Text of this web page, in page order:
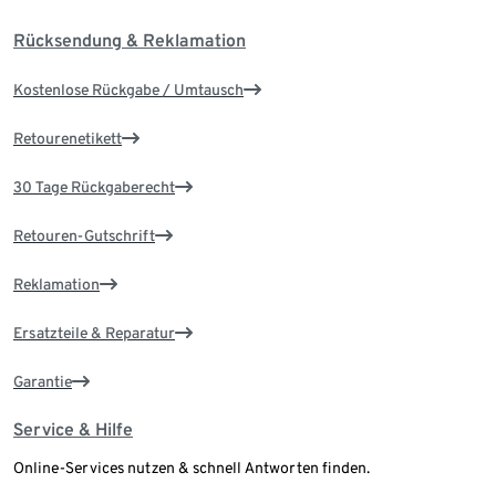
Rücksendung & Reklamation
Kostenlose Rückgabe / Umtausch
Retourenetikett
30 Tage Rückgaberecht
Retouren-Gutschrift
Reklamation
Ersatzteile & Reparatur
Garantie
Service & Hilfe
Online-Services nutzen & schnell Antworten finden.